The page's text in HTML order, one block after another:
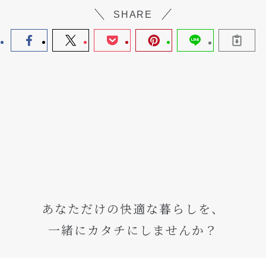
SHARE
あなただけの快適な暮らしを、
一緒にカタチにしませんか？